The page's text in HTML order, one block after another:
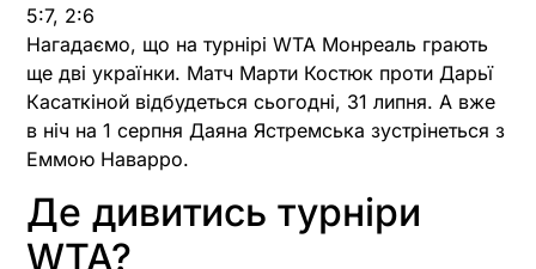
5:7, 2:6
Нагадаємо, що на турнірі WTA Монреаль грають
ще дві українки. Матч Марти Костюк проти Дарьї
Касаткіной відбудеться сьогодні, 31 липня. А вже
в ніч на 1 серпня Даяна Ястремська зустрінеться з
Еммою Наварро.
Де дивитись турніри
WTA?